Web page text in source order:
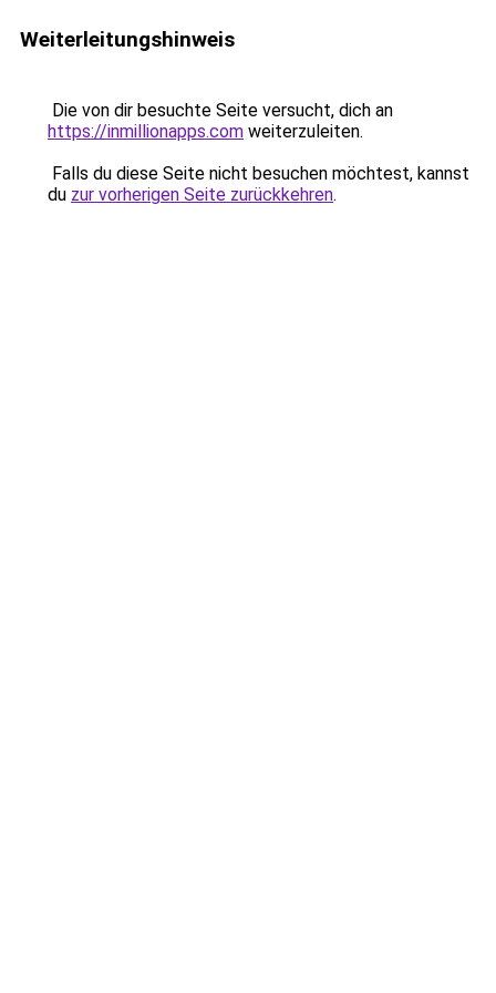
Weiterleitungshinweis
Die von dir besuchte Seite versucht, dich an
https://inmillionapps.com weiterzuleiten.
Falls du diese Seite nicht besuchen möchtest, kannst
du zur vorherigen Seite zurückkehren.